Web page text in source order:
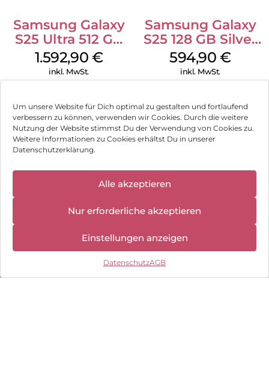
Um unsere Website für Dich optimal zu gestalten und fortlaufend
verbessern zu können, verwenden wir Cookies. Durch die weitere
Nutzung der Website stimmst Du der Verwendung von Cookies zu.
Weitere Informationen zu Cookies erhältst Du in unserer
Datenschutzerklärung.
Alle akzeptieren
Nur erforderliche akzeptieren
Einstellungen anzeigen
DatenschutzAGB
Samsung Galaxy
S25 Ultra 512 GB
Titanium
Silverblue
1.592,90 €
inkl. MwSt.
Samsung Galaxy
S25 128 GB Silver
Shadow
594,90€
inkl. MwSt.
Samsung Galaxy
S25 128 GB Navy
599,90€
inkl. MwSt.
Samsung Galaxy
XCover 7 EE 128
GB Black
237,90€
Doro Leva L10
110,90€
HMD Fusion
Business Edition
256 GB Grey
266,90
Motorola Moto
g75 5G 128 GB
geschlossen:
10.08.2026 -
18.08.2026
Können wir Dir behilflich sein?